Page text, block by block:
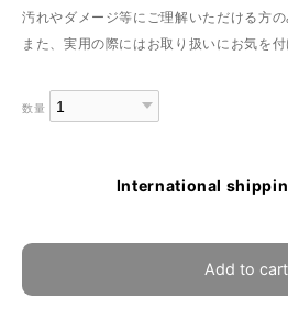
汚れやダメージ等にご理解いただける方の
また、実用の際にはお取り扱いにお気を付
数量
International
Add to cart